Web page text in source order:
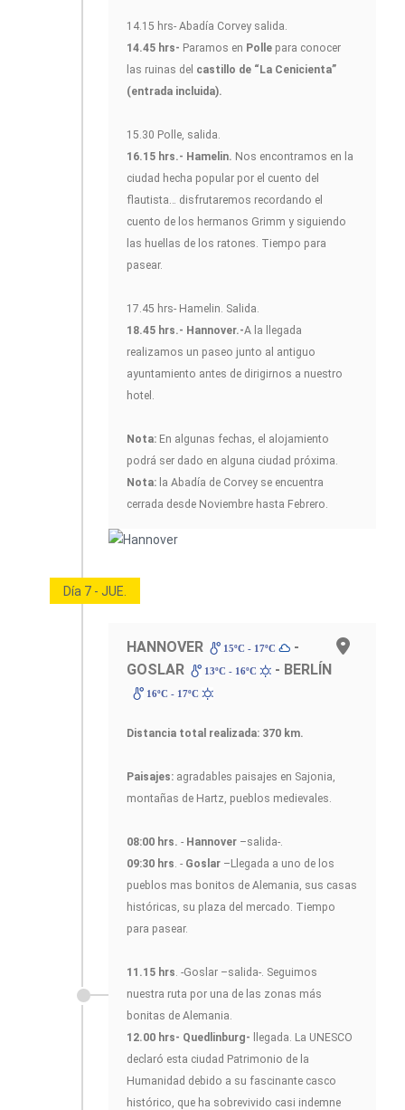
14.15 hrs- Abadía Corvey salida.
14.45 hrs- Paramos en Polle para conocer
las ruinas del castillo de “La Cenicienta”
(entrada incluida).
15.30 Polle, salida.
16.15 hrs.- Hamelin. Nos encontramos en la
ciudad hecha popular por el cuento del
flautista… disfrutaremos recordando el
cuento de los hermanos Grimm y siguiendo
las huellas de los ratones. Tiempo para
pasear.
17.45 hrs- Hamelin. Salida.
18.45 hrs.- Hannover.-A la llegada
realizamos un paseo junto al antiguo
ayuntamiento antes de dirigirnos a nuestro
hotel.
Nota: En algunas fechas, el alojamiento
podrá ser dado en alguna ciudad próxima.
Nota: la Abadía de Corvey se encuentra
cerrada desde Noviembre hasta Febrero.
Día 7 - JUE.
HANNOVER 15ºC - 17ºC
-
GOSLAR
13ºC - 16ºC - BERLÍN
16ºC - 17ºC
Distancia total realizada: 370 km.
Paisajes: agradables paisajes en Sajonia,
montañas de Hartz, pueblos medievales.
08:00 hrs. - Hannover –salida-.
09:30 hrs . - Goslar –Llegada a uno de los
pueblos mas bonitos de Alemania, sus casas
históricas, su plaza del mercado. Tiempo
para pasear.
11.15 hrs . -Goslar –salida-. Seguimos
nuestra ruta por una de las zonas más
bonitas de Alemania.
12.00 hrs- Quedlinburg-
llegada. La UNESCO
declaró esta ciudad Patrimonio de la
Humanidad debido a su fascinante casco
histórico, que ha sobrevivido casi indemne